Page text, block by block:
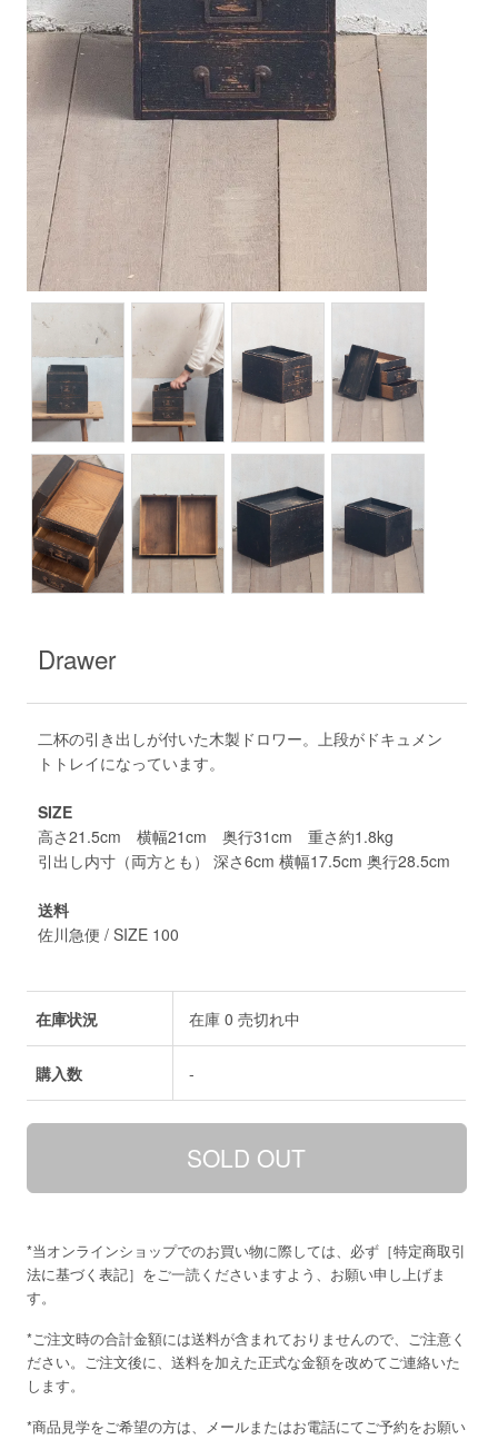
Drawer
二杯の引き出しが付いた木製ドロワー。上段がドキュメン
トトレイになっています。
SIZE
高さ21.5cm 横幅21cm 奥行31cm 重さ約1.8kg
引出し内寸（両方とも） 深さ6cm 横幅17.5cm 奥行28.5cm
送料
佐川急便 / SIZE 100
在庫状況 在庫 0 売切れ中
購入数 -
*当オンラインショップでのお買い物に際しては、必ず［特定商取引
法に基づく表記］をご一読くださいますよう、お願い申し上げま
す。
*ご注文時の合計金額には送料が含まれておりませんので、ご注意く
ださい。ご注文後に、送料を加えた正式な金額を改めてご連絡いた
します。
*商品見学をご希望の方は、メールまたはお電話にてご予約をお願い